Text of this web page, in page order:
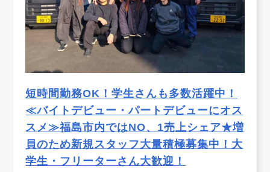
短時間勤務OK！学生さんも多数活躍中！
≪バイトデビュー・パートデビューにオス
スメ≫福島市内ではNO、1売上シェア★増
員のため新規スタッフ大量積極募集中！大
学生・フリーターさん大歓迎！